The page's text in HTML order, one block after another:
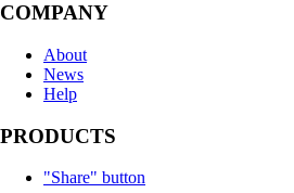
COMPANY
About
News
Help
PRODUCTS
"Share" button